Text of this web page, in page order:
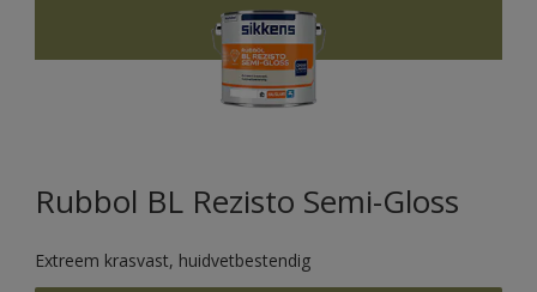
Rubbol BL Rezisto Semi-Gloss
Extreem krasvast, huidvetbestendig